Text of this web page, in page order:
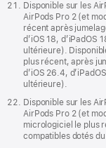
Disponible sur les
AirPods Pro 2 (et
récent après
d’iOS 18, d’iPadOS
ultérieure).
plus récent, après
d’iOS 26.4,
ultérieure).
Disponible sur les
AirPods Pro 2 (et
micrologiciel le plus
compatibles dotés